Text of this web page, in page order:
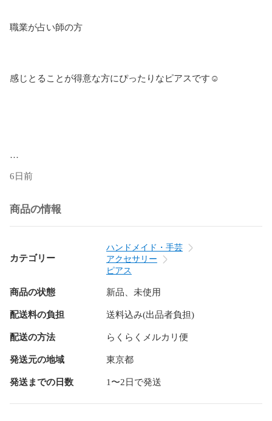
職業が占い師の方
感じとることが得意な方にぴったりなピアスです☺︎
サイズ
右側:縦11.1mm横4.8mm奥行6.1mm
左側:縦9.0mm横11.6mm奥行12.0mm
シーグラス
ブルー
グリーン
ゆらゆらピアス
6日前
商品の情報
カテゴリー
ハンドメイド・手芸
アクセサリー
ピアス
商品の状態 新品、未使用
配送料の負担 送料込み(出品者負担)
配送の方法 らくらくメルカリ便
発送元の地域 東京都
発送までの日数 1〜2日で発送